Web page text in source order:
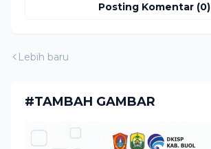
Posting Komentar (0)
Lebih baru
#TAMBAH GAMBAR